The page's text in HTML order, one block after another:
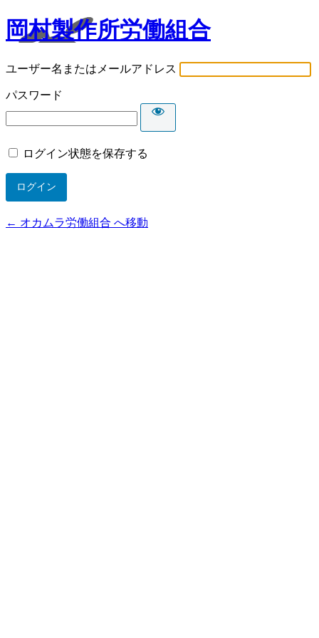
岡村製作所労働組合
ユーザー名またはメールアドレス
パスワード
ログイン状態を保存する
← オカムラ労働組合 へ移動